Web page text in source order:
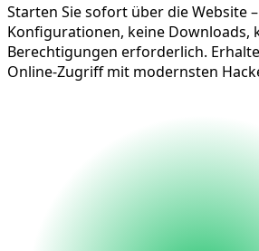
Starten Sie sofort über die Website
Konfigurationen, keine Downloads,
Berechtigungen erforderlich.
Online-Zugriff mit modernsten